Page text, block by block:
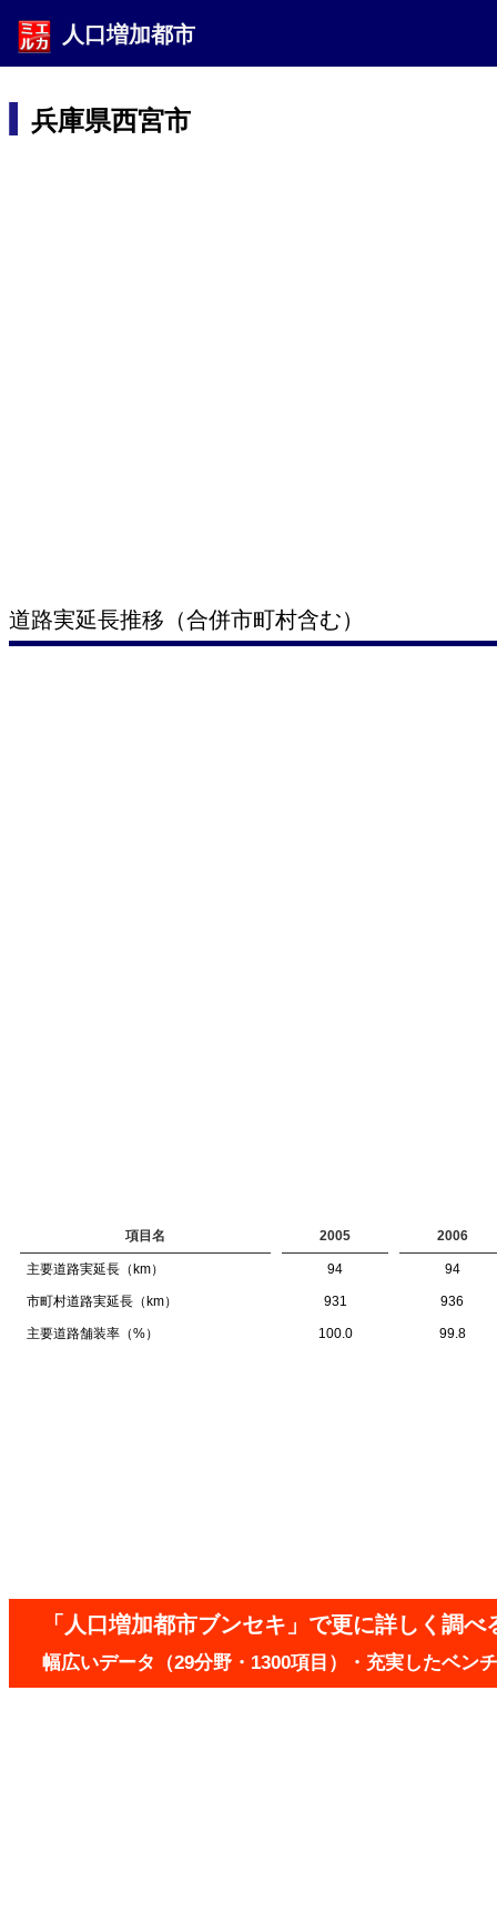
人口増加都市
兵庫県西宮市
道路実延長推移（合併市町村含む）
項目名 2005 2006
主要道路実延長（km） 94 94
市町村道路実延長（km） 931 936
主要道路舗装率（%） 100.0 99.8
「人口増加都市ブンセキ」で更に詳しく調べ
幅広いデータ（29分野・1300項目）・充実したベン